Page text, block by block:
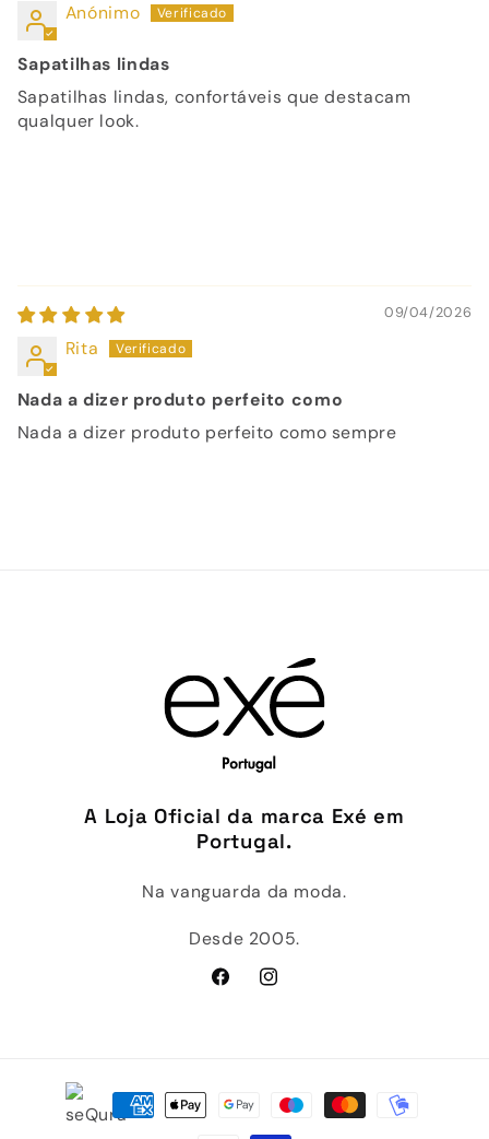
Anónimo
Sapatilhas lindas
Sapatilhas lindas, confortáveis que destacam
qualquer look.
09/04/2026
Rita
Nada a dizer produto perfeito como
Nada a dizer produto perfeito como sempre
A Loja Oficial da marca Exé em
Portugal.
Na vanguarda da moda.
Desde 2005.
FacebookInstagram
Métodos